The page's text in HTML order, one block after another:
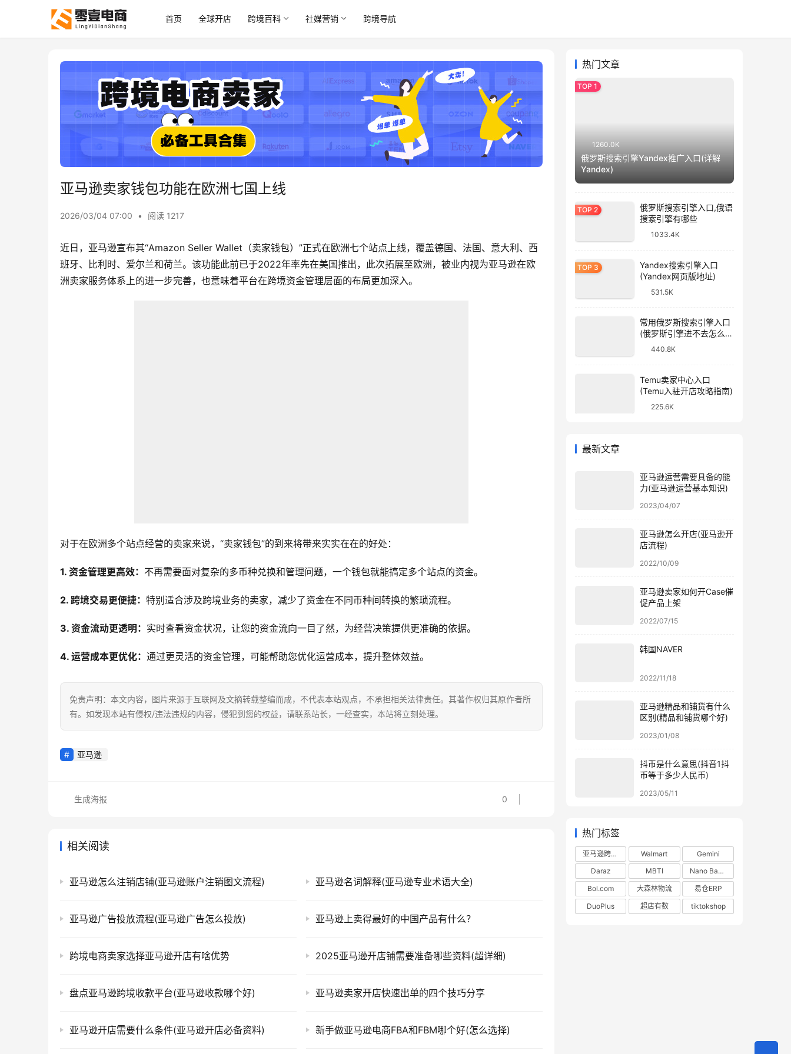
首页 全球开店 跨境百科 社媒营销 跨境导航
亚马逊卖家钱包功能在欧洲七国上线
2026/03/04 07:00 • 阅读 1217
近日，亚马逊宣布其“Amazon Seller Wallet（卖家钱包）”正式在欧洲七个站点上线，覆盖德国、法国、意大利、西
班牙、比利时、爱尔兰和荷兰。该功能此前已于2022年率先在美国推出，此次拓展至欧洲，被业内视为亚马逊在欧
洲卖家服务体系上的进一步完善，也意味着平台在跨境资金管理层面的布局更加深入。
对于在欧洲多个站点经营的卖家来说，“卖家钱包”的到来将带来实实在在的好处：
1. 资金管理更高效： 不再需要面对复杂的多币种兑换和管理问题，一个钱包就能搞定多个站点的资金。
2. 跨境交易更便捷： 特别适合涉及跨境业务的卖家，减少了资金在不同币种间转换的繁琐流程。
3. 资金流动更透明： 实时查看资金状况，让您的资金流向一目了然，为经营决策提供更准确的依据。
4. 运营成本更优化： 通过更灵活的资金管理，可能帮助您优化运营成本，提升整体效益。
免责声明：本文内容，图片来源于互联网及文摘转载整编而成，不代表本站观点，不承担相关法律责任。其著作权归其原作者所
有。如发现本站有侵权/违法违规的内容，侵犯到您的权益，请联系站长，一经查实，本站将立刻处理。
亚马逊
0
生成海报
相关阅读
亚马逊怎么注销店铺(亚马逊账户注销图文流程) 亚马逊名词解释(亚马逊专业术语大全)
亚马逊广告投放流程(亚马逊广告怎么投放) 亚马逊上卖得最好的中国产品有什么？
跨境电商卖家选择亚马逊开店有啥优势 2025亚马逊开店铺需要准备哪些资料(超详细)
盘点亚马逊跨境收款平台(亚马逊收款哪个好) 亚马逊卖家开店快速出单的四个技巧分享
亚马逊开店需要什么条件(亚马逊开店必备资料) 新手做亚马逊电商FBA和FBM哪个好(怎么选择)
热门文章
1260.0K
俄罗斯搜索引擎Yandex推广入口(详解
Yandex)
俄罗斯搜索引擎入口,俄语
搜索引擎有哪些
1033.4K
Yandex搜索引擎入口
(Yandex网页版地址)
531.5K
常用俄罗斯搜索引擎入口
(俄罗斯引擎进不去怎么
440.8K
Temu卖家中心入口
(Temu入驻开店攻略指南)
225.6K
最新文章
亚马逊运营需要具备的能
力(亚马逊运营基本知识)
2023/04/07
亚马逊怎么开店(亚马逊开
店流程)
2022/10/09
亚马逊卖家如何开Case催
促产品上架
2022/07/15
韩国NAVER
2022/11/18
亚马逊精品和铺货有什么
区别(精品和铺货哪个好)
2023/01/08
抖币是什么意思(抖音1抖
币等于多少人民币)
2023/05/11
热门标签
亚马逊跨境电商 Walmart
Gemini
Daraz
MBTI
Nano Banana
Bol.com
大森林物流
易仓ERP
DuoPlus
超店有数 tiktokshop